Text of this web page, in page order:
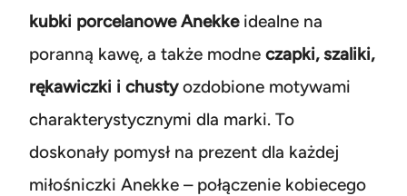
kubki porcelanowe Anekkeidealne na
poranną kawę, a także modne czapki, szaliki,
rękawiczki i chustyozdobione motywami
charakterystycznymi dla marki. To
doskonały pomysł na prezent dla każdej
miłośniczki Anekke – połączenie kobiecego